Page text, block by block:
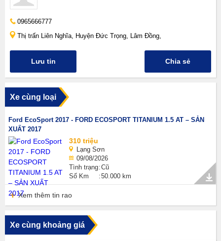
0965666777
Thị trấn Liên Nghĩa, Huyện Đức Trọng, Lâm Đồng,
Lưu tin Chia sẻ
Xe cùng loại
Ford EcoSport 2017 - FORD ECOSPORT TITANIUM 1.5 AT – SẢN
XUẤT 2017
310 triệu
Lạng Sơn
09/08/2026
Tình trạng Cũ
Số Km
50.000 km
Xem thêm tin rao
Xe cùng khoảng giá